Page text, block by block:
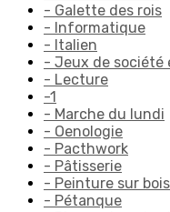
- Galette des rois
- Informatique
- Italien
- Jeux de société
- Lecture
-1
- Marche du lundi
- Oenologie
- Pacthwork
- Pâtisserie
- Peinture sur bois
- Pétanque